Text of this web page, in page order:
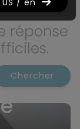
réponse
Chercher